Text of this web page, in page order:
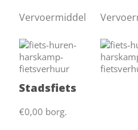
Vervoermiddel
Stadsfiets
€0,00 borg.